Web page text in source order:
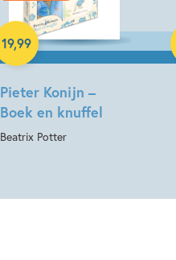
Pieter Konijn –
Boek en knuffel
Beatrix Potter
19,99
Hardcover